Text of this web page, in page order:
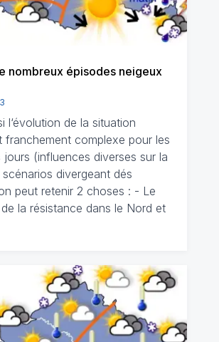
nombreux épisodes neigeux
l‘évolution de la situation
franchement complexe pour les
jours (influences diverses sur la
divergeant dés
peut retenir 2 choses : - Le
la résistance dans le Nord et